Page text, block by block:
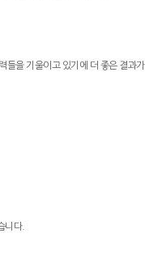
들을 기울이고 있기에 더 좋은 결과가
니다.